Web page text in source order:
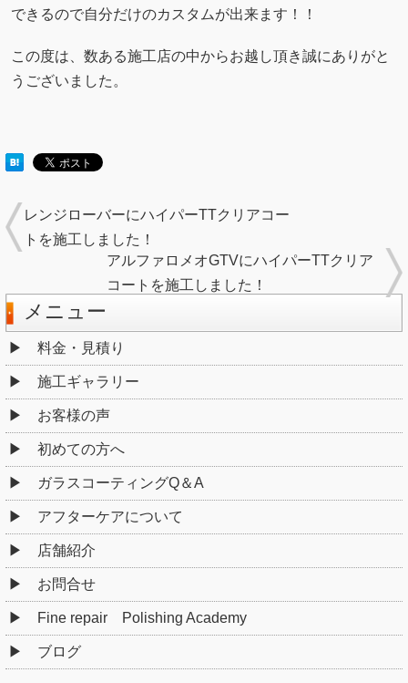
できるので自分だけのカスタムが出来ます！！
この度は、数ある施工店の中からお越し頂き誠にありがと
うございました。
レンジローバーにハイパーTTクリアコー
トを施工しました！
アルファロメオGTVにハイパーTTクリア
コートを施工しました！
メニュー
料金・見積り
施工ギャラリー
お客様の声
初めての方へ
ガラスコーティングQ＆A
アフターケアについて
店舗紹介
お問合せ
Fine repair Polishing Academy
ブログ